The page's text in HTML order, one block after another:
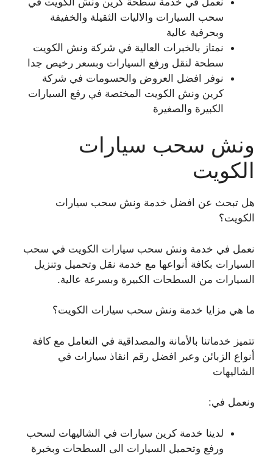
سحب السيارات والاليات الثقيلة والخفيفة
وبحرفية عالية
نمتاز بالخبرات العالية في شركة ونش الكويت
سطحة لنقل ورفع السيارات وبسعر رخيص جدا
نوفر افضل العروض والحسومات في شركة
كرين ونش الكويت المختصة في رفع السيارات
الكبيرة والصغيرة
ونش سحب سيارات
الكويت
هل تبحث عن افضل خدمة ونش سحب سيارات
الكويت؟
نعمل في خدمة ونش سحب سيارات الكويت في سحب
السيارات بكافة أنواعها مع خدمة نقل وتحميل وتنزيل
السيارات من السطحات الكبيرة وبسرعة عالية.
ما هي مزايا خدمة ونش سحب سيارات الكويت؟
تتميز خدماتنا بالأمانة والمصداقية في التعامل مع كافة
أنواع الزبائن وعبر افضل رقم انقاذ سيارات في
الشاليهات
ونعمل في:
لدينا خدمة كرين سيارات في الشاليهات لسحب
ورفع وتحميل السيارات الى السطحات وبخبرة